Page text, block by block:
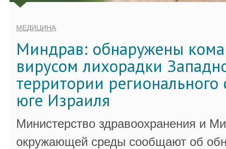
МЕДИЦИНА
Миндрав: обнаружены
вирусом лихорадки
территории регионального
юге Израиля
Министерство здравоохранения и
окружающей среды сообщают об